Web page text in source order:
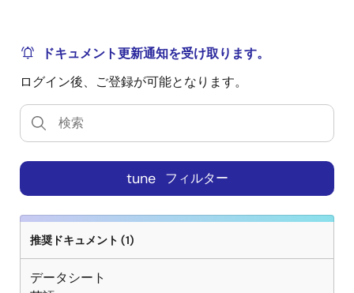
ドキュメント更新通知を受け取ります。
ログイン後、ご登録が可能となります。
tune フィルター
推奨ドキュメント (1)
データシート